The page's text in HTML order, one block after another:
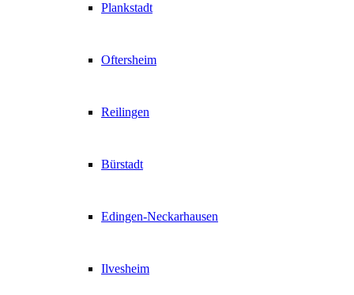
Plankstadt
Oftersheim
Reilingen
Bürstadt
Edingen-Neckarhausen
Ilvesheim